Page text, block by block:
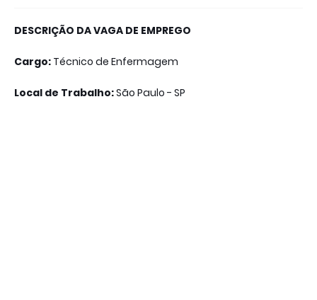
DESCRIÇÃO DA VAGA DE EMPREGO
Cargo: Técnico de Enfermagem
Local de Trabalho:São Paulo - SP